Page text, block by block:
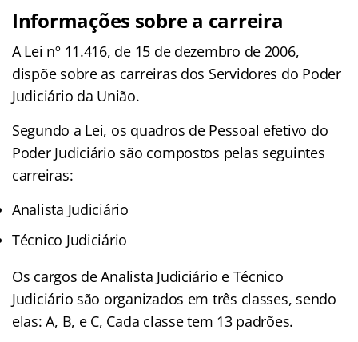
Informações sobre a carreira
A Lei nº 11.416, de 15 de dezembro de 2006,
dispõe sobre as carreiras dos Servidores do Poder
Judiciário da União.
Segundo a Lei, os quadros de Pessoal efetivo do
Poder Judiciário são compostos pelas seguintes
carreiras:
Analista Judiciário
Técnico Judiciário
Os cargos de Analista Judiciário e Técnico
Judiciário são organizados em três classes, sendo
elas: A, B, e C, Cada classe tem 13 padrões.